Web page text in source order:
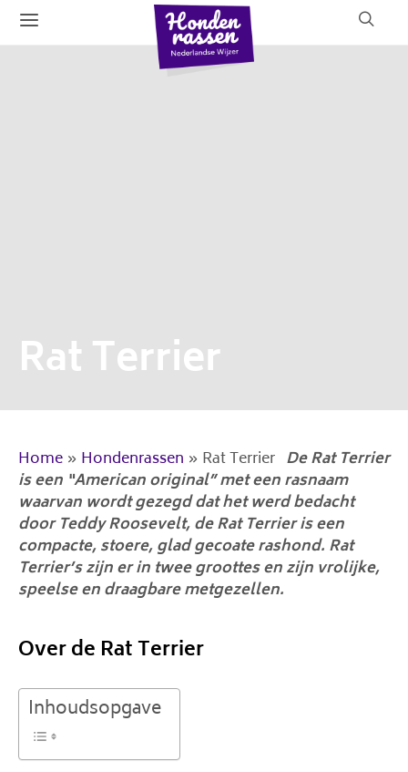
Rat Terrier
Home » Hondenrassen » Rat Terrier De Rat Terrier
is een “American original” met een rasnaam
waarvan wordt gezegd dat het werd bedacht
door Teddy Roosevelt, de Rat Terrier is een
compacte, stoere, glad gecoate rashond. Rat
Terrier’s zijn er in twee groottes en zijn vrolijke,
speelse en draagbare metgezellen.
Over de Rat Terrier
Inhoudsopgave